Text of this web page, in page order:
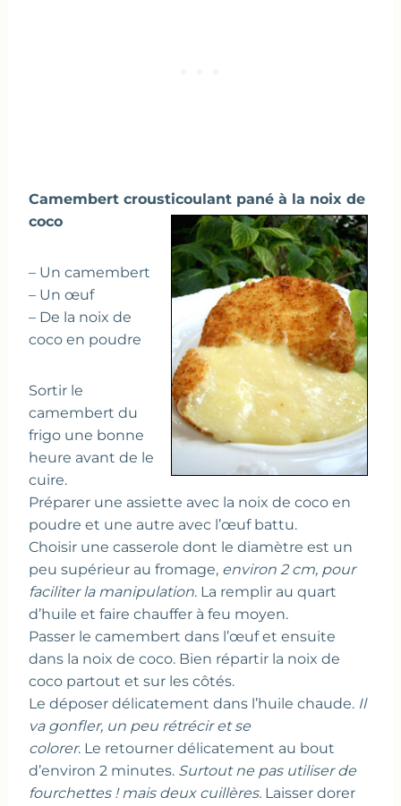
Camembert crousticoulant pané à la noix de
coco
– Un camembert
– Un œuf
– De la noix de
coco en poudre
Sortir le
camembert du
frigo une bonne
heure avant de le
cuire.
Préparer une assiette avec la noix de coco en
poudre et une autre avec l’œuf battu.
Choisir une casserole dont le diamètre est un
peu supérieur au fromage, environ 2 cm, pour
faciliter la manipulation. La remplir au quart
d’huile et faire chauffer à feu moyen.
Passer le camembert dans l’œuf et ensuite
dans la noix de coco. Bien répartir la noix de
coco partout et sur les côtés.
Le déposer délicatement dans l’huile chaude. Il
va gonfler, un peu rétrécir et se
colorer. Le retourner délicatement au bout
d’environ 2 minutes. Surtout ne pas utiliser de
fourchettes ! mais deux cuillères. Laisser dorer